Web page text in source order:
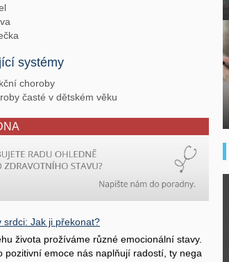
systémy
choroby
časté v dětském věku
srdci: Jak ji překonat?
života prožíváme různé emocionální stavy.
pozitivní emoce nás naplňují radostí, ty nega